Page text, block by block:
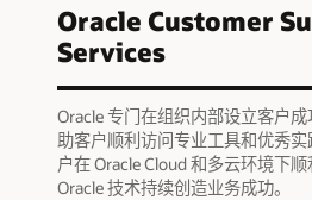
Oracle Customer
Services
Oracle 专门在组织内部设立客户
助客户顺利访问专业工具和优秀
户在 Oracle Cloud 和多云环境下
Oracle 技术持续创造业务成功。